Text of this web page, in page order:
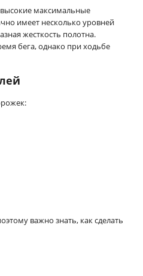
максимальные
имеет несколько уровней
жесткость полотна.
бега, однако при ходьбе
важно знать, как сделать